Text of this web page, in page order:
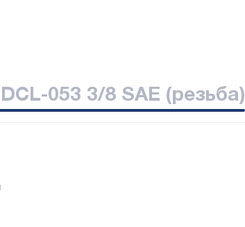
053 3/8 SAE (резьба)